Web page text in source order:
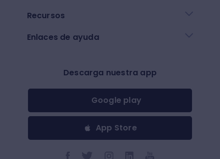
Recursos
Enlaces de ayuda
Descarga nuestra app
Google play
App Store